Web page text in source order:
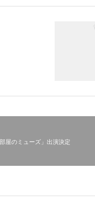
屋のミューズ」出演決定